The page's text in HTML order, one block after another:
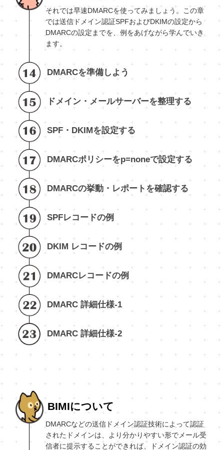
それでは早速DMARCを使ってみましょう。この章
では送信ドメイン認証SPFおよびDKIMの設定から
DMARCの設定までを、例をあげながら学んでいき
ます。
DMARCを準備しよう
ドメイン・メールサーバーを整理する
SPF・DKIMを設定する
DMARCポリシーをp=noneで設定する
DMARCの挙動・レポートを確認する
SPFレコードの例
DKIM レコードの例
DMARCレコードの例
DMARC 詳細仕様-1
DMARC 詳細仕様-2
BIMIについて
DMARCなどの送信ドメイン認証技術によって認証
されたドメインは、より分かりやすい形でメール受
信者に提示することができれば、ドメイン認証の効